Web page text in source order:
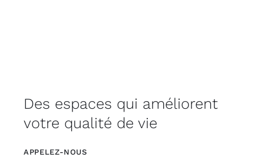
Des espaces qui améliorent
votre qualité de vie
APPELEZ-NOUS